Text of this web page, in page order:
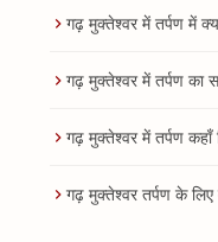
गढ़ मुक्तेश्वर में तर्पण में
गढ़ मुक्तेश्वर में तर्पण
गढ़ मुक्तेश्वर में तर्पण कहाँ
गढ़ मुक्तेश्वर तर्पण के लिए